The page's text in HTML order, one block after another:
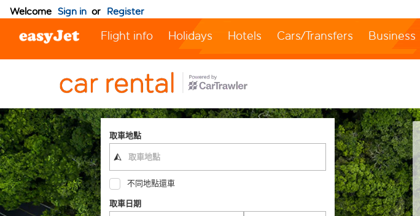
Welcome Sign in or Register
Flight info Holidays Hotels Cars/Transfers Business
取車地點
不同地點還車
取車日期